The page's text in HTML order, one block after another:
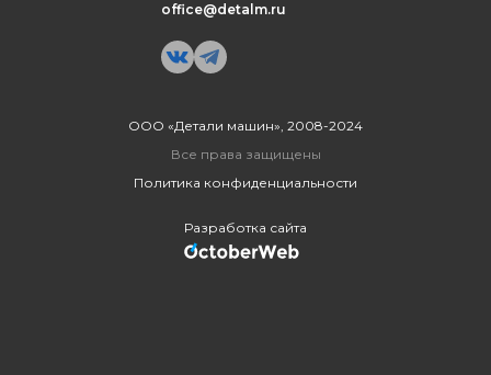
ООО «Детали машин», 2008-2024
Все права защищены
Политика конфиденциальности
Разработка сайта
office@detalm.ru